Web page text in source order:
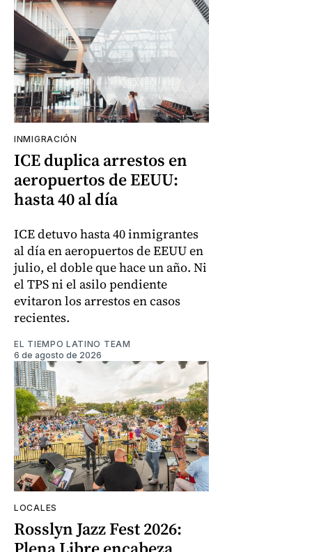
INMIGRACIÓN
ICE duplica arrestos en
aeropuertos de EEUU:
hasta 40 al día
ICE detuvo hasta 40 inmigrantes
al día en aeropuertos de EEUU en
julio, el doble que hace un año. Ni
el TPS ni el asilo pendiente
evitaron los arrestos en casos
recientes.
EL TIEMPO LATINO TEAM
6 de agosto de 2026
LOCALES
Rosslyn Jazz Fest 2026: